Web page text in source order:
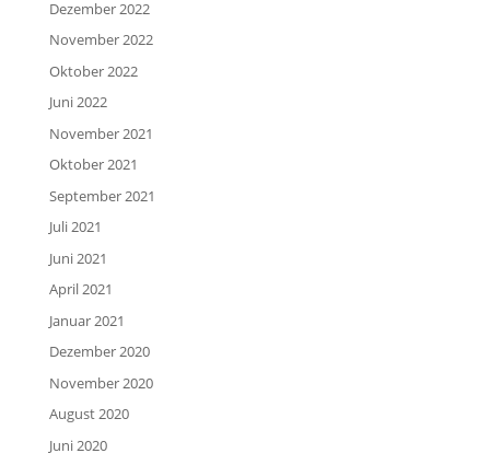
Dezember 2022
November 2022
Oktober 2022
Juni 2022
November 2021
Oktober 2021
September 2021
Juli 2021
Juni 2021
April 2021
Januar 2021
Dezember 2020
November 2020
August 2020
Juni 2020